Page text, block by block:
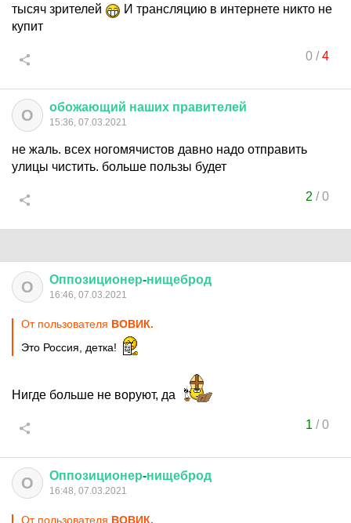
тысяч зрителей
И трансляцию в интернете никто не
купит
0/4
О обожающий наших правителей
15:36, 07.03.2021
не жаль. всех ногомячистов давно надо отправить
улицы чистить. больше пользы будет
2 /0
О Оппозиционер-нищеброд
16:46, 07.03.2021
От пользователя ВОВИК.
Это Россия, детка!
Нигде больше не воруют, да
1 /0
О Оппозиционер-нищеброд
16:48, 07.03.2021
От пользователя ВОВИК.